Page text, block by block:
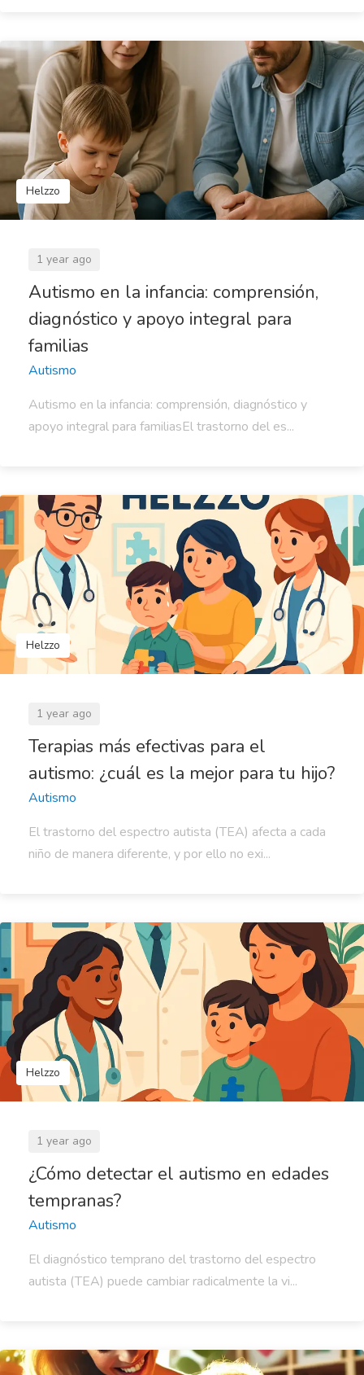
Helzzo
1 year ago
Autismo en la infancia: comprensión,
diagnóstico y apoyo integral para
familias
Autismo
Autismo en la infancia: comprensión, diagnóstico y
apoyo integral para familiasEl trastorno del es...
Helzzo
1 year ago
Terapias más efectivas para el
autismo: ¿cuál es la mejor para tu hijo?
Autismo
El trastorno del espectro autista (TEA) afecta a cada
niño de manera diferente, y por ello no exi...
Helzzo
1 year ago
¿Cómo detectar el autismo en edades
tempranas?
Autismo
El diagnóstico temprano del trastorno del espectro
autista (TEA) puede cambiar radicalmente la vi...